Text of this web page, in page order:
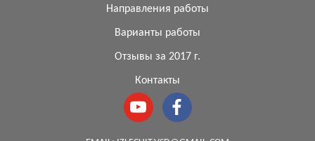
Направления работы
Варианты работы
Отзывы за 2017 г.
Контакты